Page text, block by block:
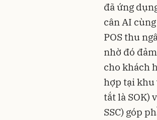
đã ứng
cân AI
POS thu
nhờ đó
cho khách
hợp tại khu
tắt là SOK)
SSC) góp